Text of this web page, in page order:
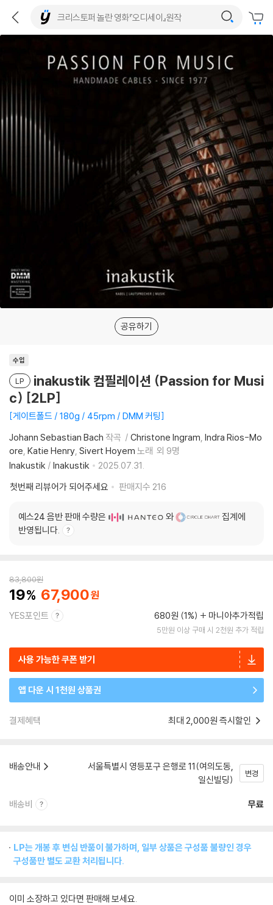
공유하기
수입
LP
inakustik 컴필레이션 (Passion for Musi
c) [2LP]
게이트폴드 / 180g / 45rpm / DMM 커팅
Johann Sebastian Bach 작곡 Christone Ingram Indra Rios-Mo
ore Katie Henry Sivert Hoyem 노래 외 9명
Inakustik / Inakustik
2025.07.31.
첫번째 리뷰어가 되어주세요
판매지수 216
예스24 음반 판매 수량은 와
집계에
반영됩니다.
83,800원
19 67,900
YES포인트 680원 (1%) 마니아추가적립
5만원 이상 구매 시 2천원 추가 적립
사용 가능한 쿠폰 받기
앱 다운 시 1천원 상품권
결제혜택 최대 2,000원 즉시할인
배송안내
서울특별시 영등포구 은행로 11(여의도동,
일신빌딩)
변경
배송비 무료
LP는 개봉 후 변심 반품이 불가하며, 일부 상품은 구성품 불량인 경우
구성품만 별도 교환 처리됩니다.
이미 소장하고 있다면 판매해 보세요.